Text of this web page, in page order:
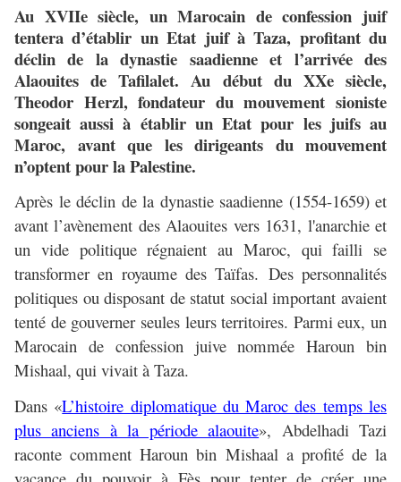
Au XVIIe siècle, un Marocain de confession juif
tentera d’établir un Etat juif à Taza, profitant du
déclin de la dynastie saadienne et l’arrivée des
Alaouites de Tafilalet. Au début du XXe siècle,
Theodor Herzl, fondateur du mouvement sioniste
songeait aussi à établir un Etat pour les juifs au
Maroc, avant que les dirigeants du mouvement
n’optent pour la Palestine.
Après le déclin de la dynastie saadienne (1554-1659) et
avant l’avènement des Alaouites vers 1631, l'anarchie et
un vide politique régnaient au Maroc, qui failli se
transformer en royaume des Taïfas. Des personnalités
politiques ou disposant de statut social important avaient
tenté de gouverner seules leurs territoires. Parmi eux, un
Marocain de confession juive nommée Haroun bin
Mishaal, qui vivait à Taza.
Dans «L’histoire diplomatique du Maroc des temps les
plus anciens à la période alaouite», Abdelhadi Tazi
raconte comment Haroun bin Mishaal a profité de la